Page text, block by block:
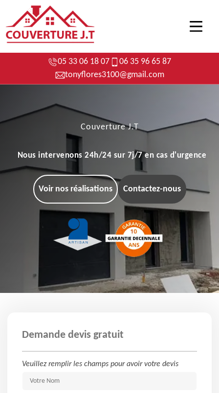
05 33 06 18 07
06 35 96 65 87
tonyflores3100@gmail.com
Couverture J.T
Nous intervenons 24h/24 sur 7j/7 en cas d'urgence
Voir nos réalisations Contactez-nous
Demande devis gratuit
Veuillez remplir les champs pour avoir votre devis